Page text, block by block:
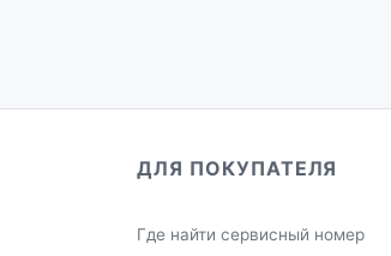
ДЛЯ ПОКУПАТЕЛЯ
Где найти сервисный номер